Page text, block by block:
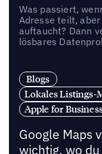
Was passiert,
Adresse teilt,
auftaucht? Dann
lösbares
Blogs
Lokales Listings-
Apple for
Google Maps
wichtig, wo